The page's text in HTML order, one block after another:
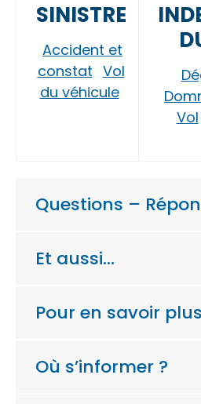
SINISTRE
Accident et
constat Vol
du véhicule
Vol
Questions –
Et aussi…
Pour en savoir plus
Où s’informer ?